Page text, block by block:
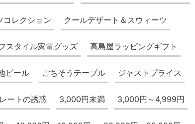
コレクション クールデザート＆スウィーツ
スタイル家電グッズ 高島屋ラッピングギフト
ビール ごちそうテーブル ジャストプライス
ートの誘惑 3,000円未満 3,000円～4,999円